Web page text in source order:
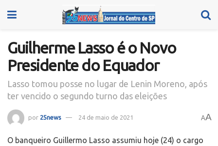
Guilherme Lasso é o Novo
Presidente do Equador
Lasso tomou posse no lugar de Lenin Moreno, após
ter vencido o segundo turno das eleições
por 25news 24 de maio de 2021 AA
O banqueiro Guillermo Lasso assumiu hoje (24) o cargo